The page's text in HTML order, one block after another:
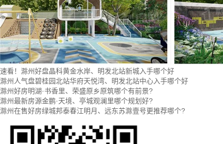
速看！滁州好盘晶科黄金水岸、明发北站新城入手哪个好
滁州人气盘碧桂园北站华府天悦湾、明发北站中心入手哪个好
滁州好房明湖·书香里、荣盛原乡原筑哪个有前景?
滁州最新房源金鹏·天境、亭城观澜里哪个规划好?
滁州在售好房绿城邦泰春江明月、远东苏滁壹号更推荐哪个?